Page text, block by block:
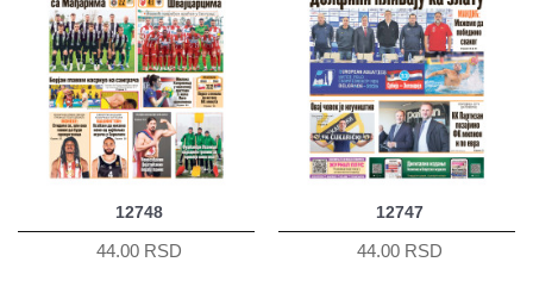
12748
44.00 RSD
12747
44.00 RSD